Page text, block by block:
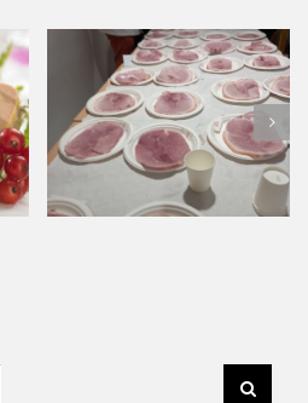
REMISE DES PRIX AUX
LAUREATS DES CONCOURS
REGIONAUX FROMAGE DE
TETE & SAUCISSON A L’AIL
FUME LE 22 MAI 2023